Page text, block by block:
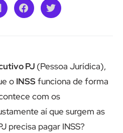
PJ (Pessoa Jurídica),
o INSSfunciona de forma
com os
aí que surgem as
precisa pagar INSS?